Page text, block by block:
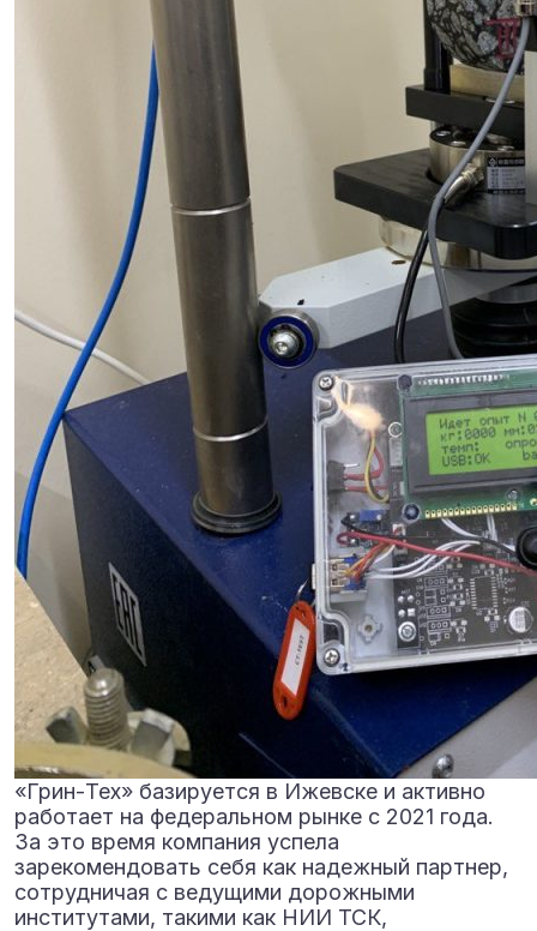
«Грин-Тех» базируется в Ижевске и активно
работает на федеральном рынке с 2021 года.
За это время компания успела
зарекомендовать себя как надежный партнер,
сотрудничая с ведущими дорожными
институтами, такими как НИИ ТСК,